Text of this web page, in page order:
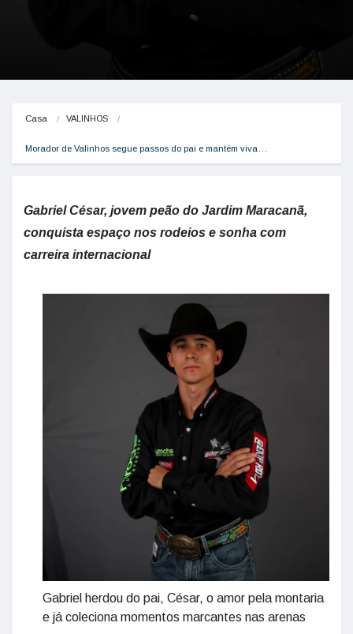
Casa VALINHOS
Morador de Valinhos segue passos do pai e mantém viva…
Gabriel César, jovem peão do Jardim Maracanã,
conquista espaço nos rodeios e sonha com
carreira internacional
Gabriel herdou do pai, César, o amor pela montaria
e já coleciona momentos marcantes nas arenas